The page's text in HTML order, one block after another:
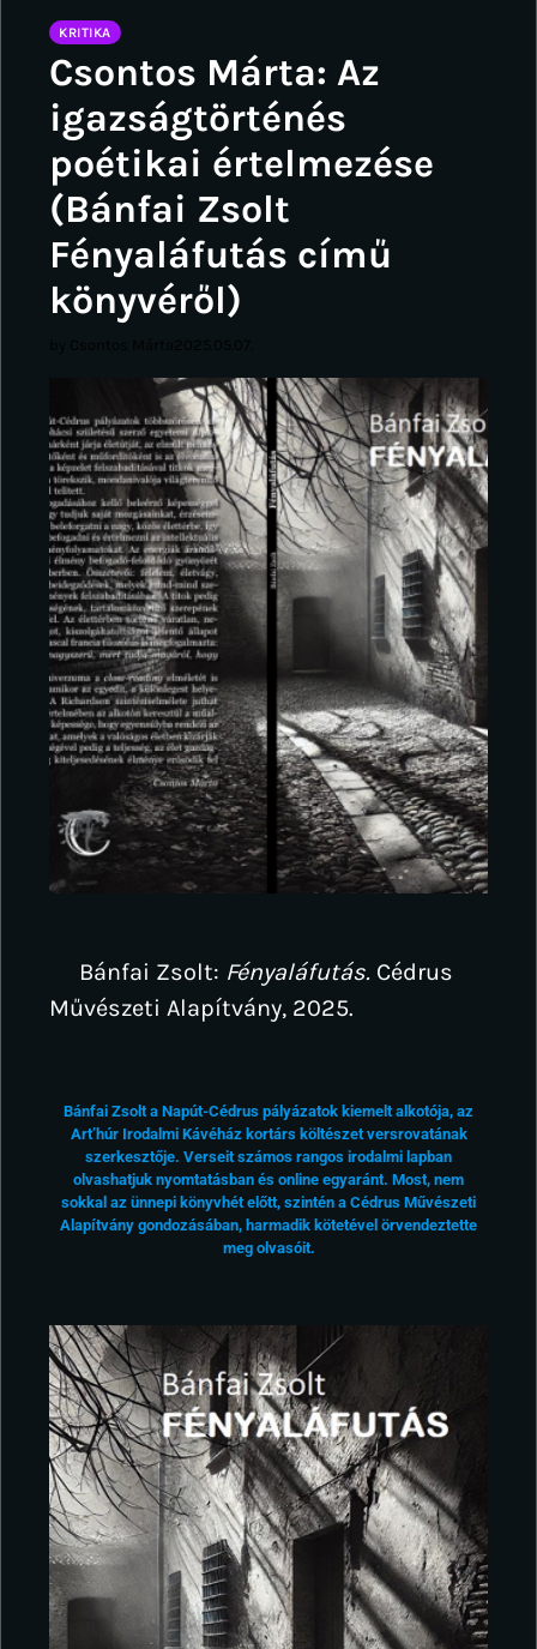
KRITIKA
Csontos Márta: Az
igazságtörténés
poétikai értelmezése
(Bánfai Zsolt
Fényaláfutás című
könyvéről)
Bánfai Zsolt: Fényaláfutás. Cédrus
Művészeti Alapítvány, 2025.
Bánfai Zsolt a Napút-Cédrus pályázatok kiemelt alkotója, az
Art’húr Irodalmi Kávéház kortárs költészet versrovatának
szerkesztője. Verseit számos rangos irodalmi lapban
olvashatjuk nyomtatásban és online egyaránt. Most, nem
sokkal az ünnepi könyvhét előtt, szintén a Cédrus Művészeti
Alapítvány gondozásában, harmadik kötetével örvendeztette
meg olvasóit.